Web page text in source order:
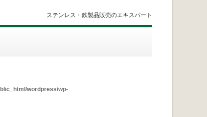
ステンレス・鉄製品販売のエキスパート
wordpress/wp-